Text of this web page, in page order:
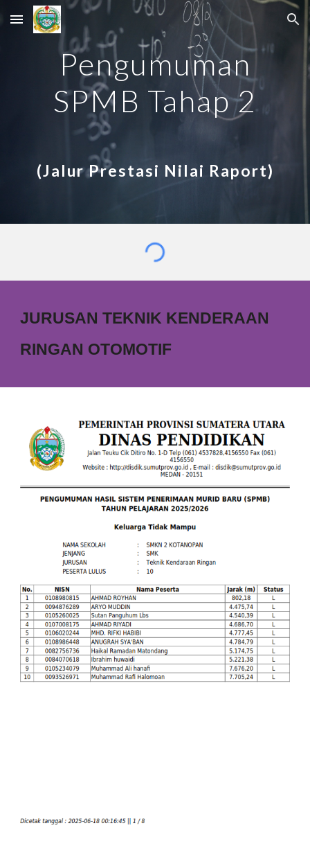
Skip to main content Skip to navigation
Pengumuman
SPMB Tahap 2
(Jalur Prestasi Nilai Raport)
JURUSAN TEKNIK KENDERAAN
RINGAN OTOMOTIF